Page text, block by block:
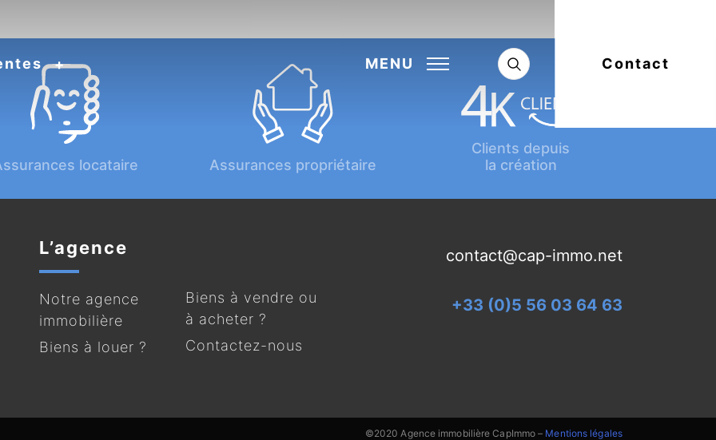
MENU Contact
locataire Assurances propriétaire
Clients depuis
la création
L’agence
Notre agence
immobilière
Biens à louer ?
Biens à vendre ou
à acheter ?
Contactez-nous
contact@cap-immo.net
+33 (0)5 56 03 64 63
©2020 Agence immobilière CapImmo – Mentions légales